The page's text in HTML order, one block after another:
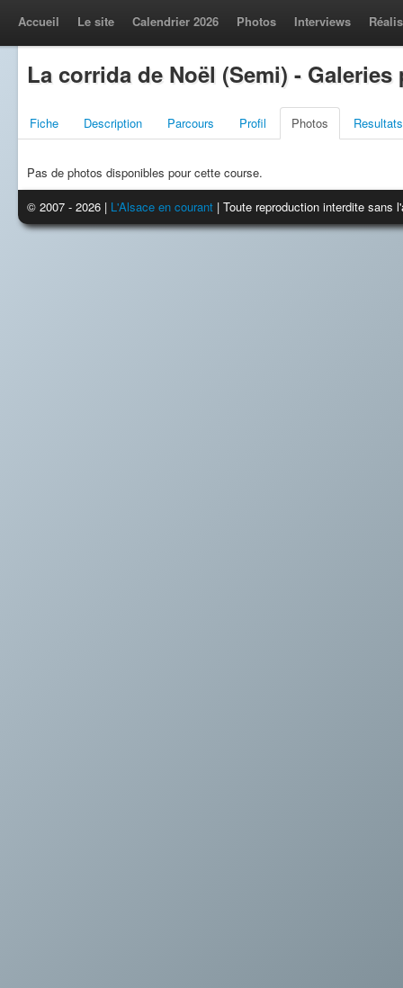
Accueil Le site Calendrier 2026 Photos Interviews
La corrida de Noël (Semi) -
Fiche Description Parcours Profil Photos Resultats
Pas de photos disponibles pour cette course.
© 2007 - 2026 | L'Alsace en courant | Toute reproduction interdite sans